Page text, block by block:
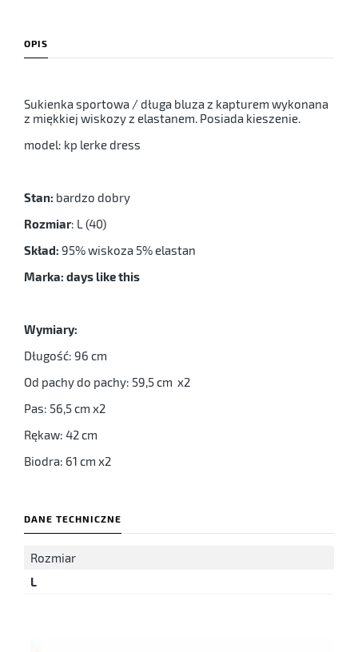
OPIS
Sukienka sportowa / długa bluza z kapturem wykonana
z miękkiej wiskozy z elastanem. Posiada kieszenie.
model: kp lerke dress
Stan: bardzo dobry
Rozmiar: L (40)
Skład: 95% wiskoza 5% elastan
Marka: days like this
Wymiary:
Długość: 96 cm
Od pachy do pachy: 59,5 cm x2
Pas: 56,5 cm x2
Rękaw: 42 cm
Biodra: 61 cm x2
DANE TECHNICZNE
Rozmiar
L